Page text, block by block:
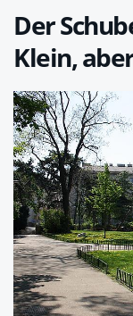
Der
Klein,